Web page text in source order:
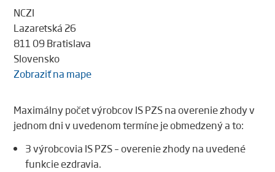
NCZI
Lazaretská 26
811 09 Bratislava
Slovensko
Zobraziť na mape
Maximálny počet výrobcov IS PZS na overenie zhody v
jednom dni v uvedenom termíne je obmedzený a to:
3 výrobcovia IS PZS – overenie zhody na uvedené
funkcie ezdravia.